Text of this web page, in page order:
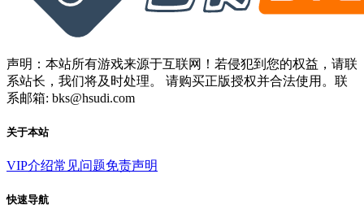
声明：本站所有游戏来源于互联网！若侵犯到您的权益，请联
系站长，我们将及时处理。 请购买正版授权并合法使用。联
系邮箱: bks@hsudi.com
关于本站
VIP介绍常见问题免责声明
快速导航